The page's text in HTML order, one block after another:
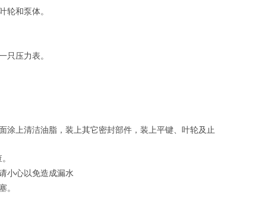
轮和泵体。
只压力表。
涂上清洁油脂，装上其它密封部件，装上平键、叶轮及止
小心以免造成漏水
。